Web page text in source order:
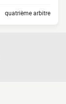
quatrième arbitre